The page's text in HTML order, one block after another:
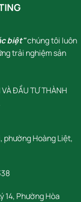
biệt"chúng tôi luôn
trải nghiệm sản
ĐẦU TƯ THÀNH
phường Hoàng Liệt,
14, Phường Hòa